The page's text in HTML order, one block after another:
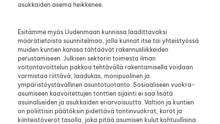
asukkaiden asema heikkenee.
Esitämme myös Uudenmaan kunnissa laadittavaksi
määrätietoista suunnitelmaa, jolla kunnat itse tai yhteistyössä
muiden kuntien kanssa tähtäävät rakennusliikkeiden
perustamiseen. Julkisen sektorin toimesta ilman
voitontavoittelun pakkoa tehtävällä rakentamisella voidaan
varmistaa riittävä, laadukas, monipuolinen ja
ympäristöystävällinen asuntotuotanto. Sosiaaliseen vuokra-
asumiseen kaavoitettujen tonttien sijainti ei saa lisätä
asuinalueiden ja asukkaiden eriarvoisuutta. Valtion ja kuntien
on poliittisin päätöksin pidettävä tontinvuokrat, korot ja
kiinteistöverot tasolla, joka pitää asumisen kulut kohtuullisina.